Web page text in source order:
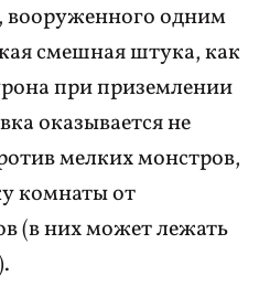
вооруженного одним
смешная штука, как
при приземлении
оказывается не
мелких монстров,
комнаты от
(в них может лежать